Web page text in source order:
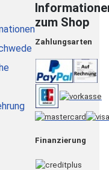
zum Shop
Zahlungsarten
Finanzierung